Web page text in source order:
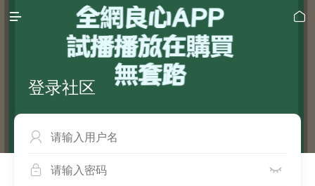
 
登录社区

 